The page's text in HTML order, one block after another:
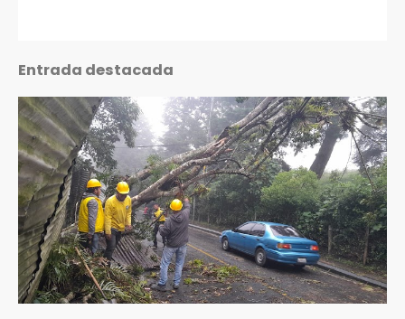
Entrada destacada